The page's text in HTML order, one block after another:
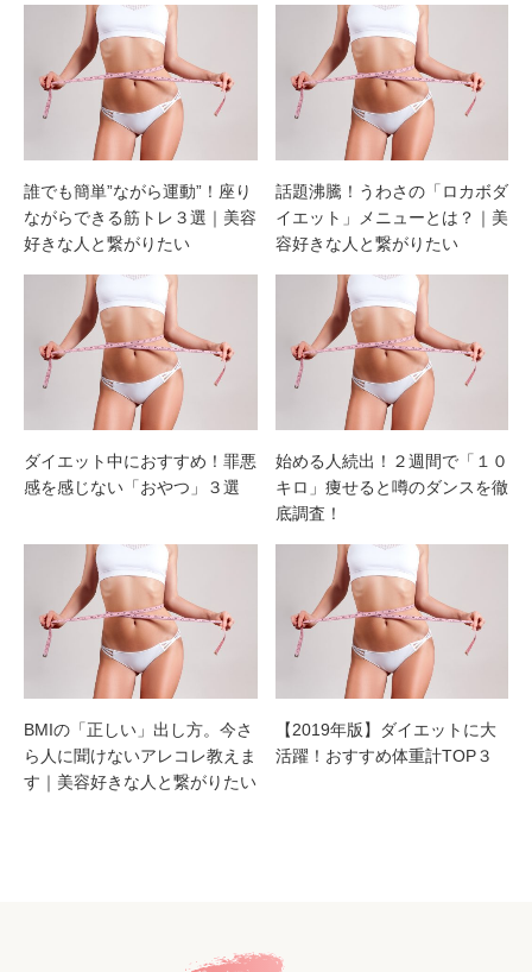
誰でも簡単”ながら運動”！座り
ながらできる筋トレ３選｜美容
好きな人と繋がりたい
話題沸騰！うわさの「ロカボダ
イエット」メニューとは？｜美
容好きな人と繋がりたい
ダイエット中におすすめ！罪悪
感を感じない「おやつ」３選
始める人続出！２週間で「１０
キロ」痩せると噂のダンスを徹
底調査！
BMIの「正しい」出し方。今さ
ら人に聞けないアレコレ教えま
す｜美容好きな人と繋がりたい
【2019年版】ダイエットに大
活躍！おすすめ体重計TOP３